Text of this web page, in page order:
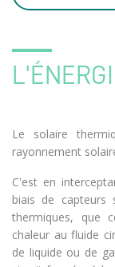
Le solaire
rayonnement
C'est en
biais de capteurs
thermiques, que
chaleur au fluide
de liquide ou de